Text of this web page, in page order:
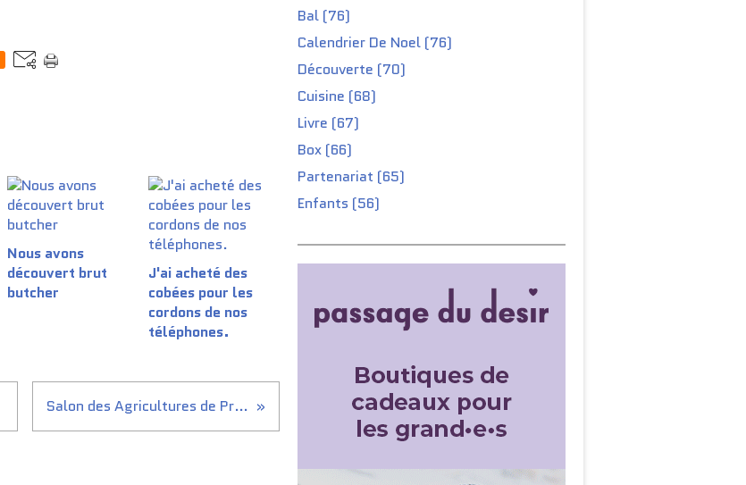
Nous avons
découvert brut
butcher
J'ai acheté des
cobées pour les
cordons de nos
téléphones. ​
Salon des Agricultures de Provence - Juin 2016
Bal (76)
Calendrier De Noel (76)
Découverte (70)
Cuisine (68)
Livre (67)
Box (66)
Partenariat (65)
Enfants (56)